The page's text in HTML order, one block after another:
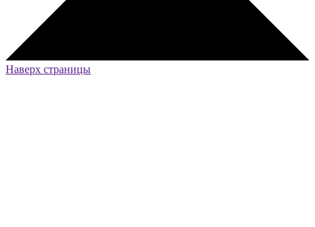
Наверх страницы